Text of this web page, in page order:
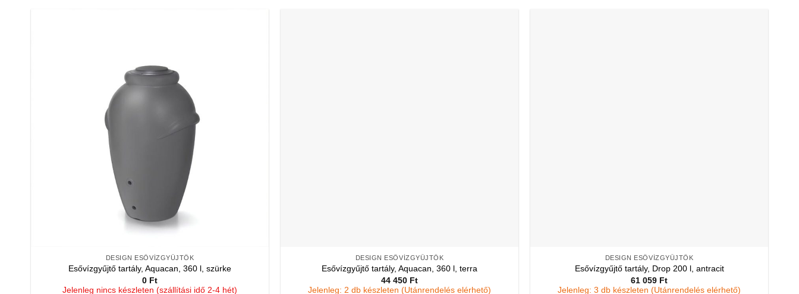
DESIGN ESŐVÍZGYŰJTŐK
Esővízgyűjtő tartály, Aquacan, 360 l, szürke
0 Ft
Jelenleg nincs készleten (szállítási idő 2-4 hét)
DESIGN ESŐVÍZGYŰJTŐK
Esővízgyűjtő tartály, Aquacan, 360 l, terra
44 450 Ft
Jelenleg: 2 db készleten (Utánrendelés elérhető)
DESIGN ESŐVÍZGYŰJTŐK
Esővízgyűjtő tartály, Drop 200 l, antracit
61 059 Ft
Jelenleg: 3 db készleten (Utánrendelés elérhető)